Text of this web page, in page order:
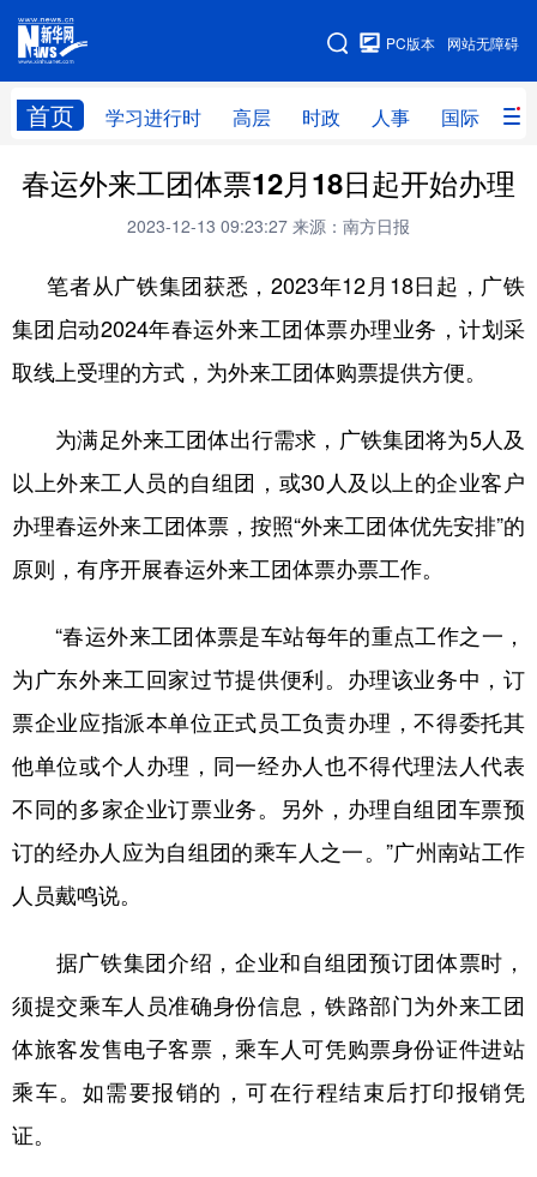
网站无障碍
PC版本
首页 学习进行时 高层 时政 人事 国际 财
网站地图
学习进行时 高层 时政 人事
财经 网评
台湾 思客智库 全球连线 教育
科技 科创 量子 体育
文化 书画 健康 军事
访谈 视频 图片 政务
法律 中央文件 金融 汽车
食品 人居 信息化 数字经济
学术中国 乡村振兴 银龄 溯源中国
城市 旅游 能源 会展
彩票 娱乐 时尚 悦读
公益 一带一路 亚太网 上市公司
文化产业
地方频道
辽宁 吉林 上海 江苏
山东 河南 湖北 湖南
春运外来工团体票12月18日起开始办理
2023-12-13 09:23:27 来源：南方日报
笔者从广铁集团获悉，2023年12月18日起，广铁
集团启动2024年春运外来工团体票办理业务，计划采
取线上受理的方式，为外来工团体购票提供方便。
为满足外来工团体出行需求，广铁集团将为5人及
以上外来工人员的自组团，或30人及以上的企业客户
办理春运外来工团体票，按照“外来工团体优先安排”的
原则，有序开展春运外来工团体票办票工作。
“春运外来工团体票是车站每年的重点工作之一，
为广东外来工回家过节提供便利。办理该业务中，订
票企业应指派本单位正式员工负责办理，不得委托其
他单位或个人办理，同一经办人也不得代理法人代表
不同的多家企业订票业务。另外，办理自组团车票预
订的经办人应为自组团的乘车人之一。”广州南站工作
人员戴鸣说。
据广铁集团介绍，企业和自组团预订团体票时，
须提交乘车人员准确身份信息，铁路部门为外来工团
体旅客发售电子客票，乘车人可凭购票身份证件进站
乘车。如需要报销的，可在行程结束后打印报销凭
证。